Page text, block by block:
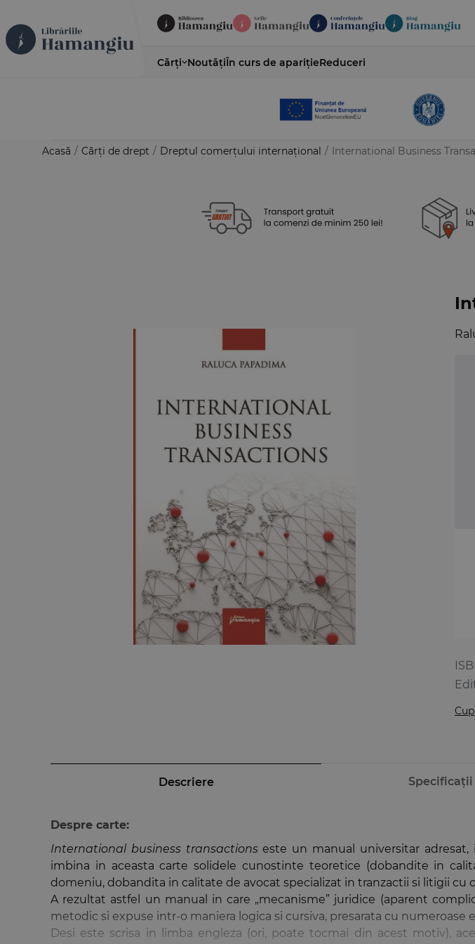
Cărți NoutățiÎn curs de aparițieReduceri
Acasă / Cărți de drept / Dreptul comerțului internațional / International Business
Descriere
Despre carte:
International business transactionseste un manual universitar adresat,
imbina in aceasta carte solidele cunostinte teoretice (dobandite in
domeniu, dobandita in calitate de avocat specializat in tranzactii si litigii cu
A rezultat astfel un manual in care „mecanisme” juridice (aparent
metodic si expuse intr-o maniera logica si cursiva, presarata cu
Desi este scrisa in limba engleza (ori, poate tocmai din acest motiv),